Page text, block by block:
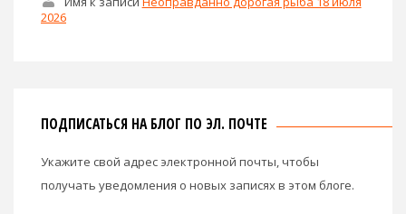
2026
ПОДПИСАТЬСЯ НА БЛОГ ПО ЭЛ. ПОЧТЕ
Укажите свой адрес электронной почты, чтобы
получать уведомления о новых записях в этом блоге.